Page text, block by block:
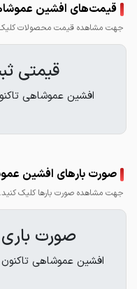
قیمت‌های افشین
جهت مشاهده قیمت محصولات کلیک
قیمتی
افشین عموشاهی
صورت بارهای افشین
جهت مشاهده صورت بارها کلیک کنید.
صورت
افشین عموشاهی